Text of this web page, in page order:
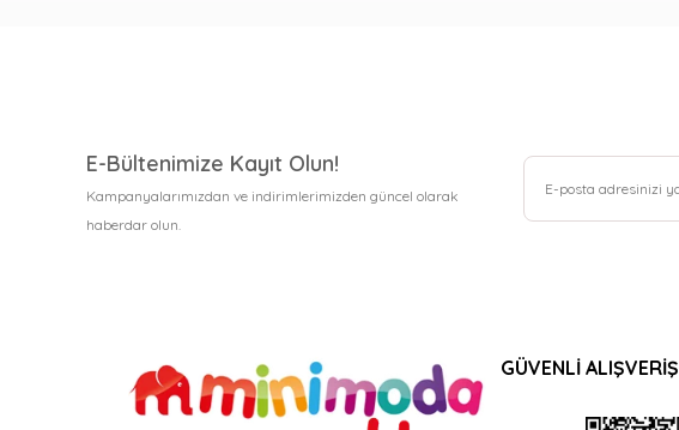
E-Bültenimize Kayıt Olun!
Kampanyalarımızdan ve indirimlerimizden güncel olarak
haberdar olun.
GÜVENLİ ALIŞVERİŞ